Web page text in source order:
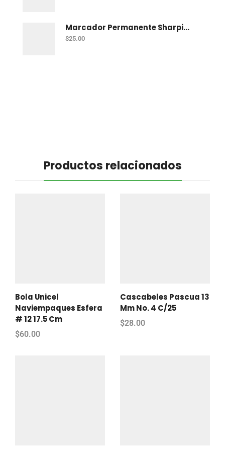
Marcador Permanente Sharpie Chisel Tip - Rojo
$25.00
Productos relacionados
Bola Unicel
Naviempaques Esfera
# 12 17.5 Cm
$60.00
Cascabeles Pascua 13
Mm No. 4 C/25
$28.00